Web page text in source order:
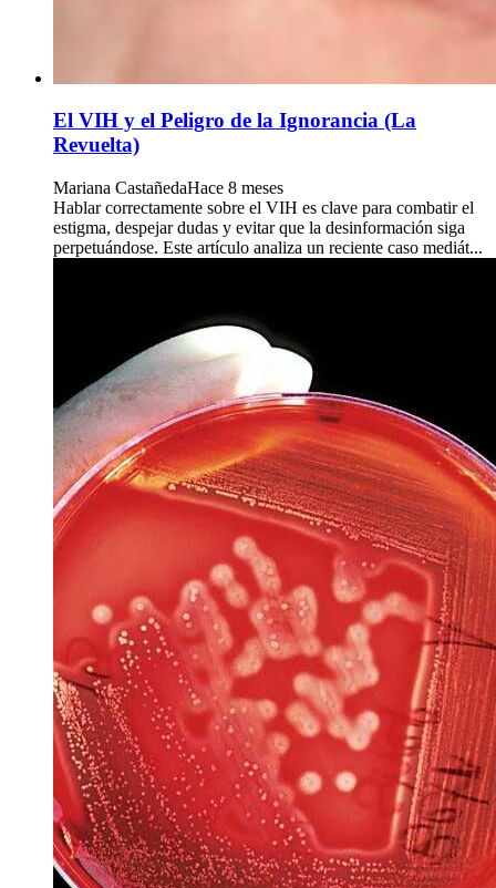
El VIH y el Peligro de la Ignorancia (La
Revuelta)
Mariana CastañedaHace 8 meses
Hablar correctamente sobre el VIH es clave para combatir el
estigma, despejar dudas y evitar que la desinformación siga
perpetuándose. Este artículo analiza un reciente caso mediát...